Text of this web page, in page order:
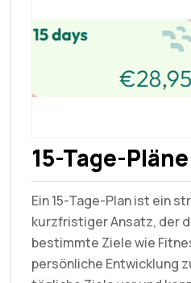
15-Tage-Pläne
Ein 15-Tage-Plan ist ein
kurzfristiger Ansatz, der
bestimmte Ziele wie
persönliche Entwicklung